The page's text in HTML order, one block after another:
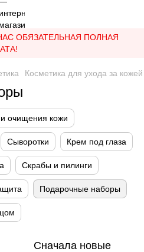
ОБЯЗАТЕЛЬНАЯ ПОЛНАЯ
Косметика для ухода за кожей
очищения кожи
Сыворотки Крем под глаза
Скрабы и пилинги
Подарочные наборы
Сначала новые